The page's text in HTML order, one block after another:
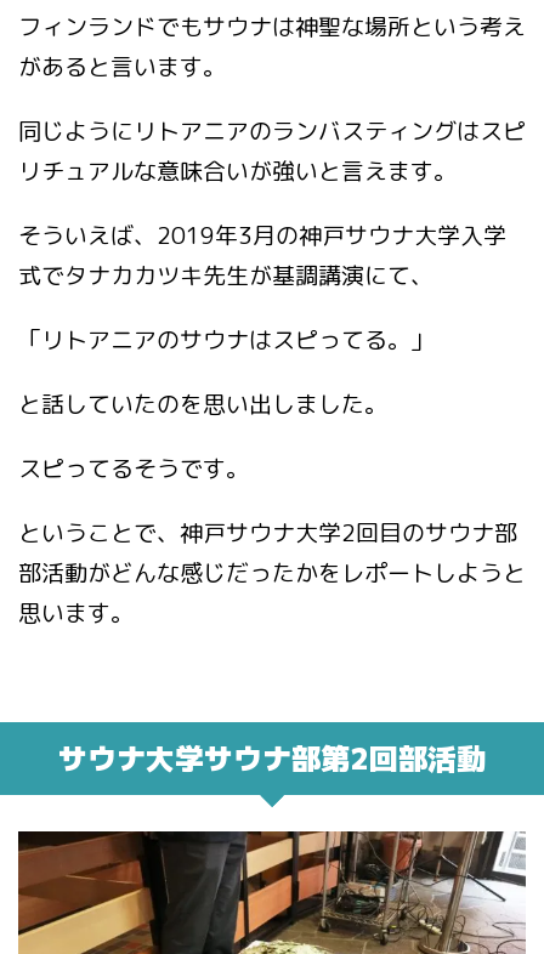
フィンランドでもサウナは神聖な場所という考え
があると言います。
同じようにリトアニアのランバスティングはスピ
リチュアルな意味合いが強いと言えます。
そういえば、2019年3月の神戸サウナ大学入学
式でタナカカツキ先生が基調講演にて、
「リトアニアのサウナはスピってる。」
と話していたのを思い出しました。
スピってるそうです。
ということで、神戸サウナ大学2回目のサウナ部
部活動がどんな感じだったかをレポートしようと
思います。
サウナ大学サウナ部第2回部活動